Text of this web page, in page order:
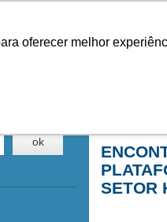
oferecer melhor
ok
SETOR